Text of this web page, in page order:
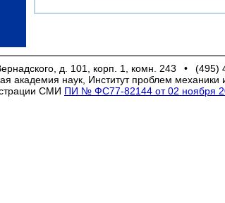
д. 101, корп. 1, комн. 243 • (495)
академия наук, Институт проблем
СМИ ПИ № ФС77-82144 от 02 ноября